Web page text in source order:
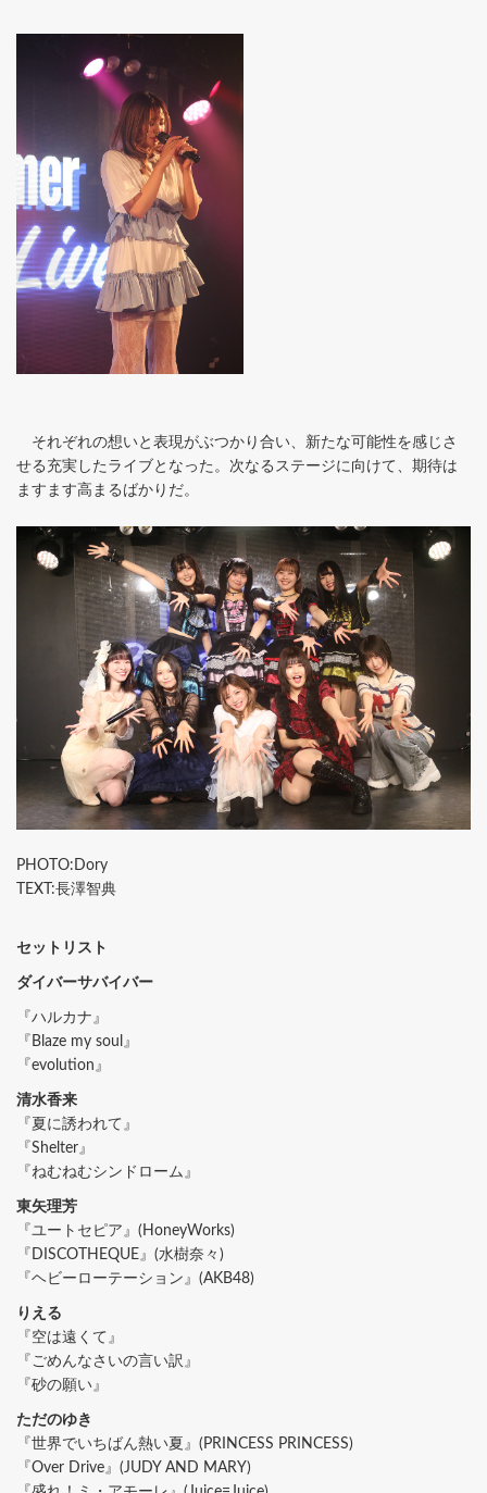
それぞれの想いと表現がぶつかり合い、新たな可能性を感じさ
せる充実したライブとなった。次なるステージに向けて、期待は
ますます高まるばかりだ。
PHOTO:Dory
TEXT:長澤智典
セットリスト
ダイバーサバイバー
『ハルカナ』
『Blaze my soul』
『evolution』
清水香来
『夏に誘われて』
『Shelter』
『ねむねむシンドローム』
東矢理芳
『ユートセピア』(HoneyWorks)
『DISCOTHEQUE』(水樹奈々)
『ヘビーローテーション』(AKB48)
りえる
『空は遠くて』
『ごめんなさいの言い訳』
『砂の願い』
ただのゆき
『世界でいちばん熱い夏』(PRINCESS PRINCESS)
『Over Drive』(JUDY AND MARY)